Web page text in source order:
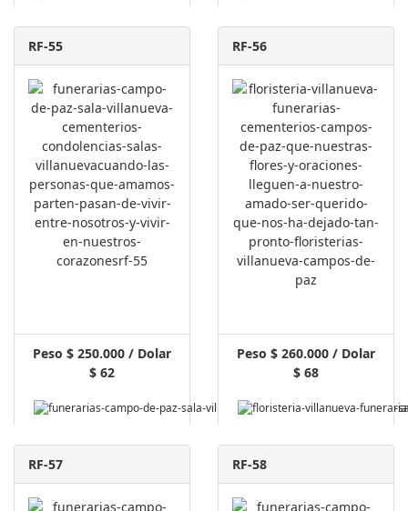
RF-55
Peso $ 250.000 / Dolar
$ 62
RF-56
Peso $ 260.000 / Dolar
$ 68
RF-57 RF-58